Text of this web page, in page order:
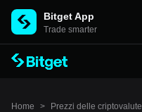
Bitget App
Trade smarter
Home > Prezzi delle criptovalute